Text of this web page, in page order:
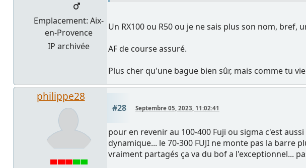
Emplacement: Aix-
en-Provence
IP archivée
Un RX100 ou R50 ou je ne sais plus son nom,
AF de course assuré.
Plus cher qu'une bague bien sûr, mais comme tu
philippe28
#28 Septembre 05, 2023, 11:02:41
pour en revenir au 100-400 Fuji ou sigma c'est
dynamique... le 70-300 FUJI ne monte pas la
vraiment partagés ça va du bof a l'exceptionnel...